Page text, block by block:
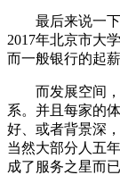
最后来说一下
2017年北京市大
而一般银行的起
而发展空间，
系。并且每家的
好、或者背景深
当然大部分人五
成了服务之星而